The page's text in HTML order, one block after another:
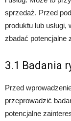
sprzedaż. Przed
produktu lub
zbadać potencjalne
3.1 Badania
Przed
przeprowadzić
potencjalne